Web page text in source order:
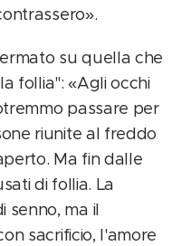
su quella che
follia": «Agli occhi
passare per
riunite al freddo
Ma fin dalle
di follia. La
senno, ma il
sacrificio, l'amore